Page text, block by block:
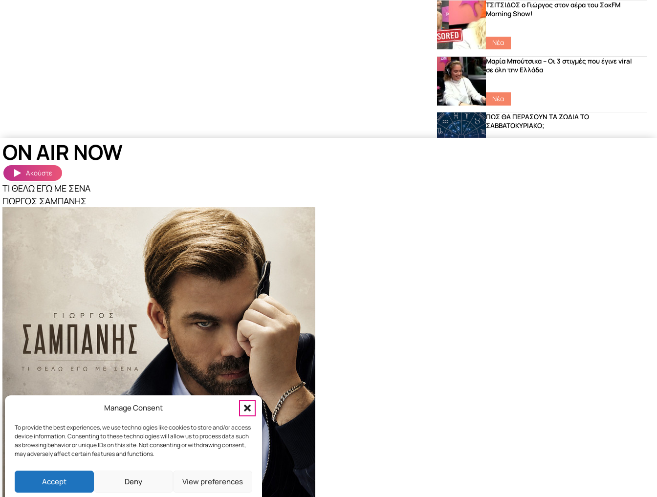
Manage Consent
To provide the best experiences, we use technologies like cookies to store and/or access
device information. Consenting to these technologies will allow us to process data such
as browsing behavior or unique IDs on this site. Not consenting or withdrawing consent,
may adversely affect certain features and functions.
Accept Deny View preferences
ΤΣΙΤΣΙΔΟΣ ο Γιώργος στον αέρα του ΣοκFM
Morning Show!
Νέα
Μαρία Μπούτσικα – Οι 3 στιγμές που έγινε viral
σε όλη την Ελλάδα
Νέα
ΠΩΣ ΘΑ ΠΕΡΑΣΟΥΝ ΤΑ ΖΩΔΙΑ ΤΟ
ΣΑΒΒΑΤΟΚΥΡΙΑΚΟ;
ON AIR NOW
Ακούστε
ΤΙ ΘΕΛΩ ΕΓΩ ΜΕ ΣΕΝΑ
ΓΙΩΡΓΟΣ ΣΑΜΠΑΝΗΣ